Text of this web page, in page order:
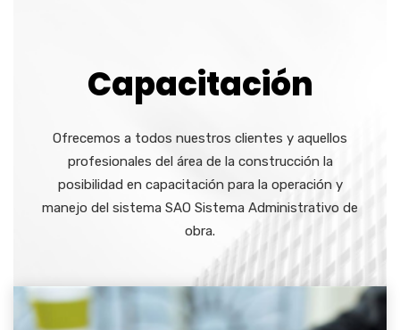
Capacitación
Ofrecemos a todos nuestros clientes y aquellos
profesionales del área de la construcción la
posibilidad en capacitación para la operación y
manejo del sistema SAO Sistema Administrativo de
obra.